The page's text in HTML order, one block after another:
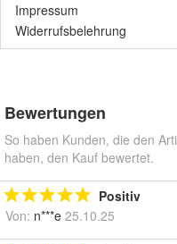
Impressum
Widerrufsbelehrung
Bewertungen
So haben Kunden, die den
haben, den Kauf bewertet.
Positiv
Von: n***e 25.10.25